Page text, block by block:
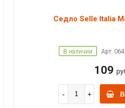
Седло Selle Italia
В наличии Арт:
109